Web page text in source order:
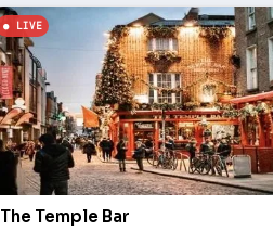
The Temple Bar